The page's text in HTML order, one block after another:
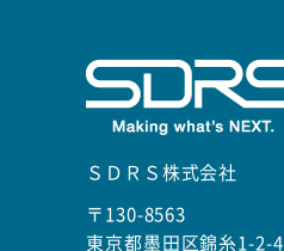
ＳＤＲＳ株式会社
〒130-8563
東京都墨田区錦糸1-2-4